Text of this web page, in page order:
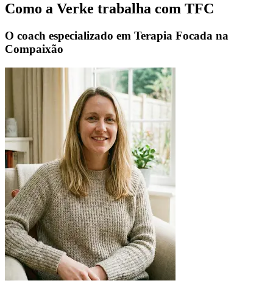
Como a Verke trabalha com TFC
O coach especializado em Terapia Focada na
Compaixão